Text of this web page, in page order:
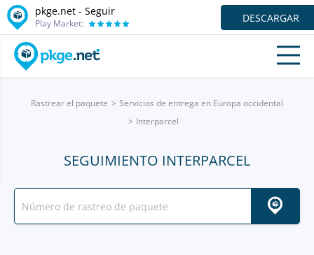
pkge.net - Seguir
Play Market: DESCARGAR
Rastrear el paquete
Servicios de entrega en Europa occidental
Interparcel
SEGUIMIENTO INTERPARCEL